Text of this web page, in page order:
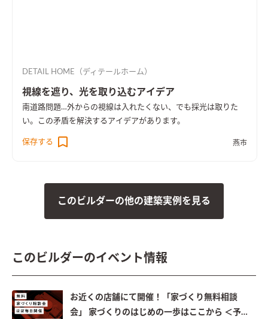
DETAIL HOME（ディテールホーム）
視線を遮り、光を取り込むアイデア
南道路問題…外からの視線は入れたくない、でも採光は取りた
い。この矛盾を解決するアイデアがあります。
保存する 燕市
このビルダーの他の建築実例を見る
このビルダーのイベント情報
お近くの店舗にて開催！「家づくり無料相談
会」 家づくりのはじめの一歩はここから ＜予約